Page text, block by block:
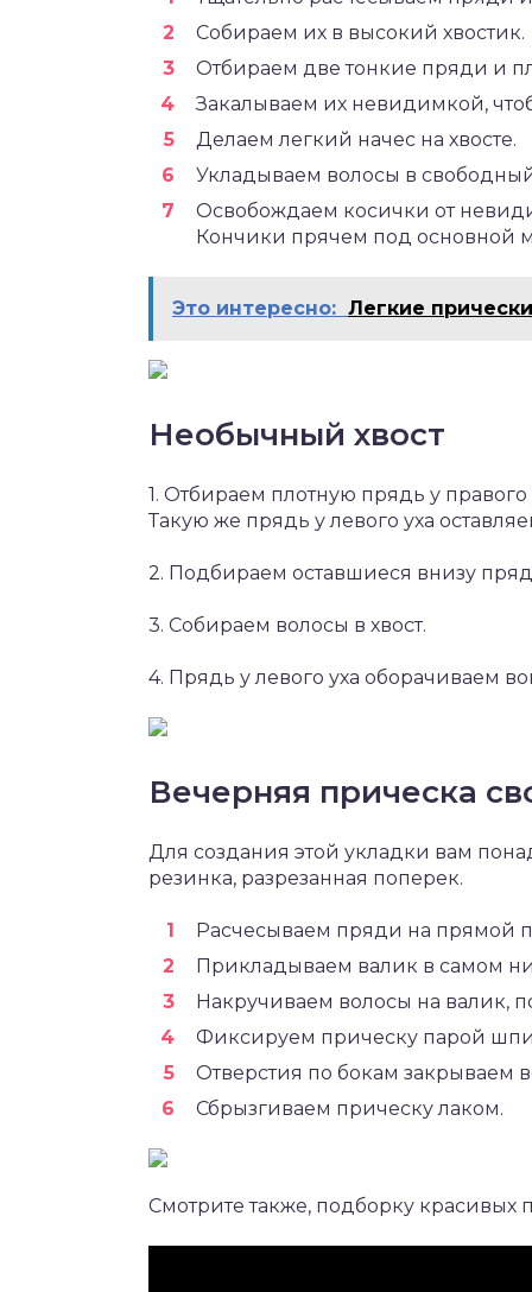
Собираем их в высокий хвостик.
Отбираем две тонкие пряди и
Закалываем их невидимкой,
Делаем легкий начес на хвосте.
Укладываем волосы в
Освобождаем косички от
Кончики прячем под основной
Это интересно: Легкие
Необычный хвост
1. Отбираем плотную прядь у
Такую же прядь у левого уха
2. Подбираем оставшиеся внизу
3. Собираем волосы в хвост.
4. Прядь у левого уха оборачиваем
Вечерняя прическа
Для создания этой укладки вам
резинка, разрезанная поперек.
Расчесываем пряди на прямой
Прикладываем валик в самом
Накручиваем волосы на валик,
Фиксируем прическу парой
Отверстия по бокам закрываем
Сбрызгиваем прическу лаком.
Смотрите также, подборку красивых